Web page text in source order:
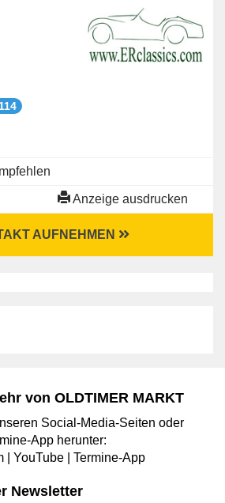
Anzeige ausdrucken
AUFNEHMEN
von OLDTIMER MARKT
Social-Media-Seiten oder
App herunter:
YouTube Termine-App
Newsletter